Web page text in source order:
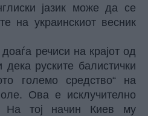
јазик може да се
на украинскиот весник
речиси на крајот од
дека руските балистички
големо средство“ на
Ова е исклучително
На тој начин Киев му